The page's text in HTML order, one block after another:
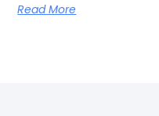
Read More